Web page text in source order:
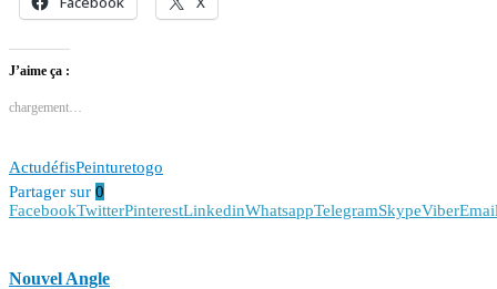
J’aime ça :
chargement…
ActudéfisPeinturetogo
Partager sur 0
FacebookTwitterPinterestLinkedinWhatsappTelegramSkypeViber
Nouvel Angle